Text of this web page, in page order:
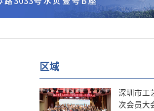
区域
深圳市工
次会员大